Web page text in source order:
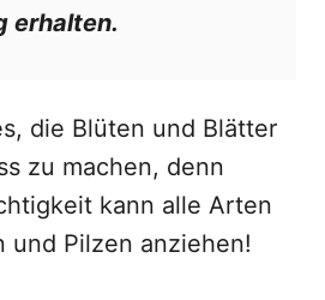
erhalten.
die Blüten und Blätter
zu machen, denn
kann alle Arten
und Pilzen anziehen!